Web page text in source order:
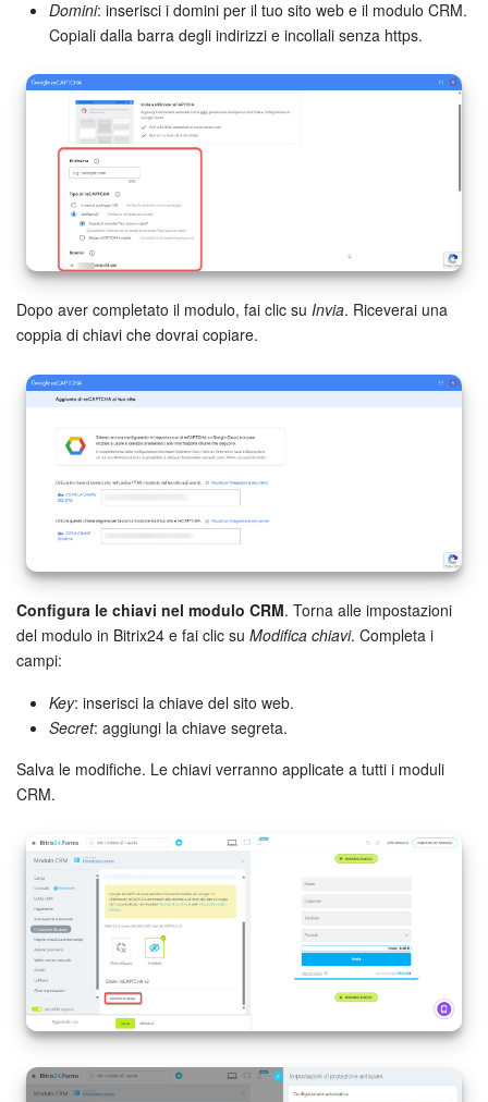
Domini: inserisci i domini per il tuo sito web e il modulo CRM.
Copiali dalla barra degli indirizzi e incollali senza https.
Dopo aver completato il modulo, fai clic su Invia. Riceverai una
coppia di chiavi che dovrai copiare.
Configura le chiavi nel modulo CRM. Torna alle impostazioni
del modulo in Bitrix24 e fai clic su Modifica chiavi. Completa i
campi:
Key: inserisci la chiave del sito web.
Secret: aggiungi la chiave segreta.
Salva le modifiche. Le chiavi verranno applicate a tutti i moduli
CRM.